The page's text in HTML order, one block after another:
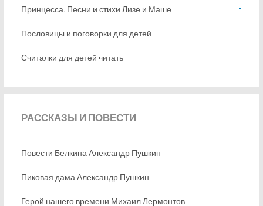
Принцесса. Песни и стихи Лизе и Маше
Пословицы и поговорки для детей
Считалки для детей читать
РАССКАЗЫ И ПОВЕСТИ
Повести Белкина Александр Пушкин
Пиковая дама Александр Пушкин
Герой нашего времени Михаил Лермонтов